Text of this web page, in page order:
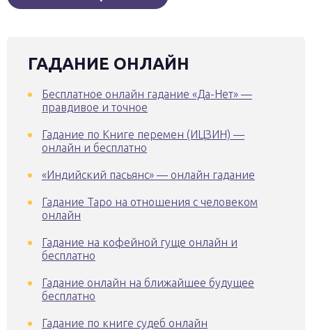
ГАДАНИЕ ОНЛАЙН
Бесплатное онлайн гадание «Да-Нет» —
правдивое и точное
Гадание по Книге перемен (ИЦЗИН) —
онлайн и бесплатно
«Индийский пасьянс» — онлайн гадание
Гадание Таро на отношения с человеком
онлайн
Гадание на кофейной гуще онлайн и
бесплатно
Гадание онлайн на ближайшее будущее
бесплатно
Гадание по книге судеб онлайн